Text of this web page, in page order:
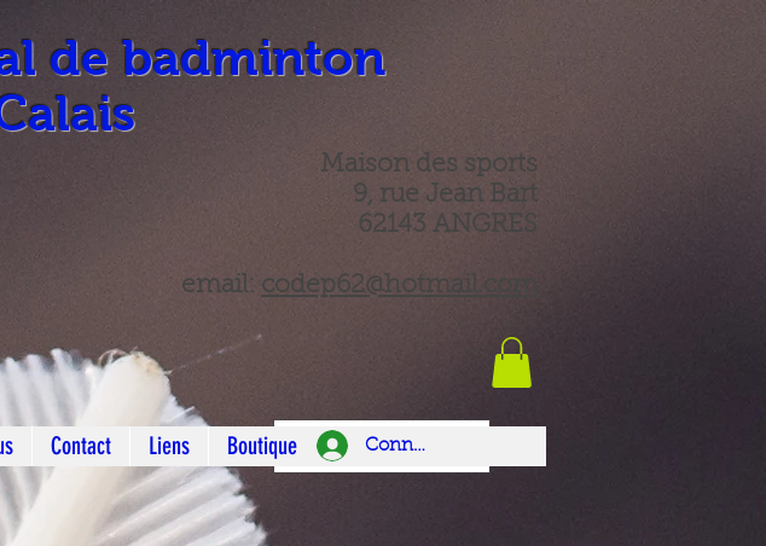
de badminton
Maison des sports
9, rue Jean Bart
62143 ANGRES
email: codep62@hotmail.com
Contact Liens Boutique Connexion